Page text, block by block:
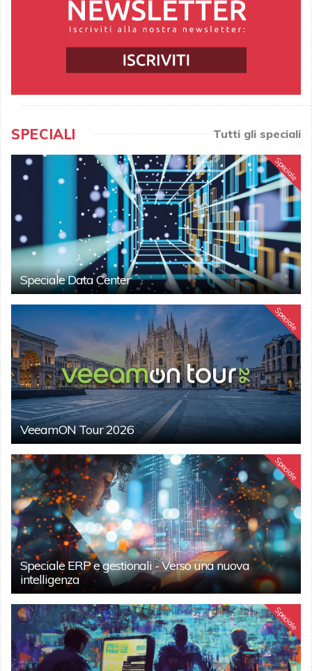
SPECIALI Tutti gli speciali
Speciale
Speciale Data Center
Speciale
VeeamON Tour 2026
Speciale
Speciale ERP e gestionali - Verso una nuova
intelligenza
Speciale